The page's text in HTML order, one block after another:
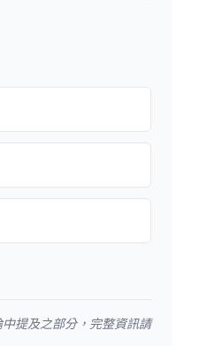
提及之部分，完整資訊請